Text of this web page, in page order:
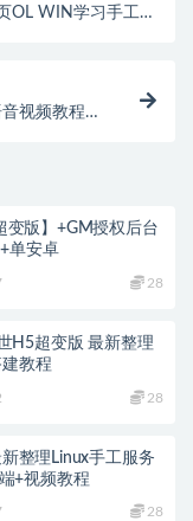
OL WIN学习手工端
视频教程
变版】+GM授权后台
单安卓
28
H5超变版 最新整理
教程
28
整理Linux手工服务
+视频教程
28